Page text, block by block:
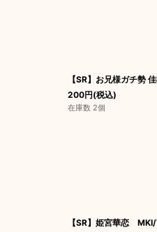
【SR】お兄様ガチ
200円(税込)
在庫数 2個
【SR】姫宮華恋